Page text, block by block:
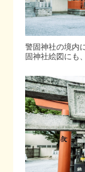
警固神社の境内
固神社絵図にも